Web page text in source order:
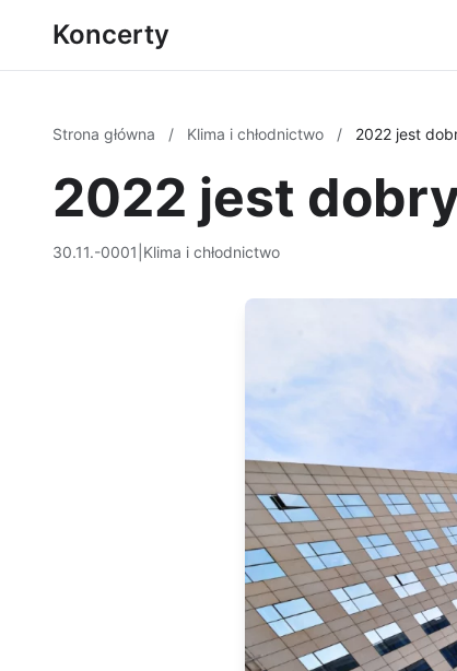
Koncerty
Strona główna / Klima i chłodnictwo / 2022 jest
2022 jest
30.11.-0001 Klima i chłodnictwo